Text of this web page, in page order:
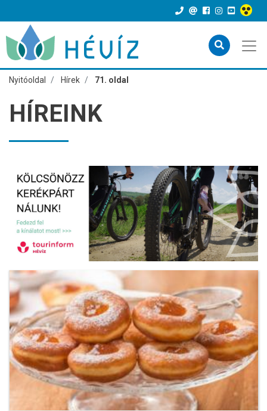
Nyitóoldal Hírek 71. oldal
HÍREINK